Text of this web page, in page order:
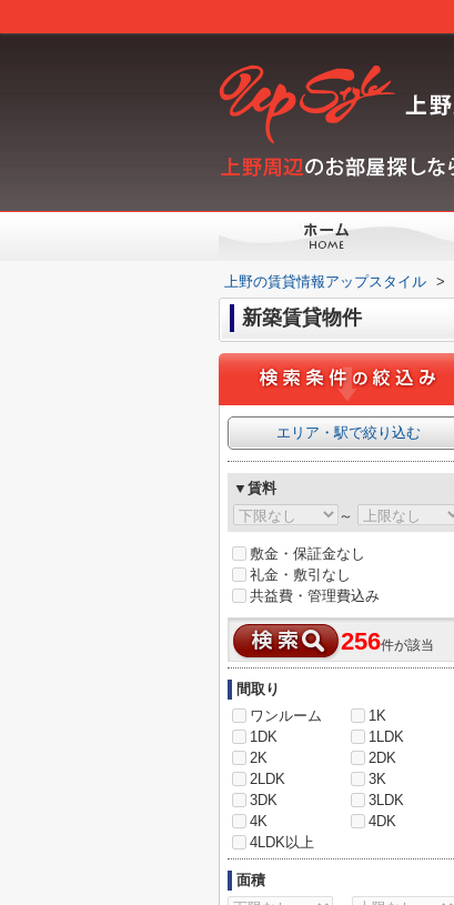
上野の賃貸情報アップスタイル >
新築賃貸物件
エリア・駅で絞り込む
▼賃料
～
敷金・保証金なし
礼金・敷引なし
共益費・管理費込み
256件が該当
間取り
ワンルーム
1K
1DK
1LDK
2K
2DK
2LDK
3K
3DK
3LDK
4K
4DK
4LDK以上
面積